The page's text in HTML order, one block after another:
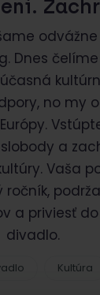
Dnes
no my
a
Vaša
a priviesť
divadlo.
Kultúra